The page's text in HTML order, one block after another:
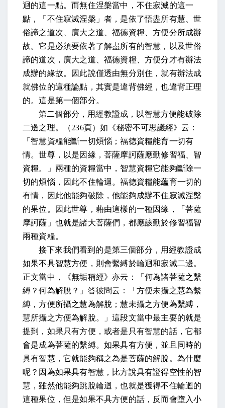
迴的這一點。而無住涅槃當中，不住寂滅的這一
點，「不住寂滅涅槃」者，是依了悟盡所有慧、世
俗諦之道次、廣大之道、福德資糧、方便分所成辦
故。它是必須要依著了解盡所有的智慧，以及世俗
諦的道次，廣大之道、福德資糧、方便分才有辦法
成辦的緣故。因此說僅透由無分別住，就有辦法成
就佛位的這種論點，其實是違背佛經，也違背正理
的。這是第一個部分。
第二個部分，用經教證成，以智慧方便能破除
二邊之理。（236頁）如《秘密不可思議經》云：
「智慧資糧能斷一切煩惱；福德資糧能育一切有
情。世尊，以是因緣，菩薩摩訶薩應勤修習福、智
資糧。」兩種的資糧當中，智慧資糧它能夠斷除一
切的煩惱，因此不住輪迴。福德資糧能蘊育一切的
有情，因此他能夠破除，他能夠成辦不住寂滅涅槃
的果位。因此世尊，藉由這樣的一種因緣，「菩薩
摩訶薩」也就是諸大菩薩們，都應該勤於修習福智
兩種資糧。
接下來我們看到的是第三個部分，用經教證成
如果不具智慧方便，則會繫縛於輪迴和寂滅二邊。
正文當中，《無垢稱經》亦云：「何為諸菩薩之繫
縛？何為解脫？」答彼問云：「方便未攝之慧為繫
縛，方便所攝之慧為解脫；慧未攝之方便為繫縛，
慧所攝之方便為解脫。」這段文當中最主要的就是
提到，如果只有方便，或者是只有智慧的話，它都
會是成為菩薩的繫縛。如果具有方便，並且同時的
具有智慧，它就能夠稱之為是菩薩的解脫。為什麼
呢？因為如果具有智慧，比方說具有證得空性的智
慧，雖然他能夠跳脫輪迴，也就是獲得不住輪迴的
這種果位，但是如果不具方便的話，反而會墮入小